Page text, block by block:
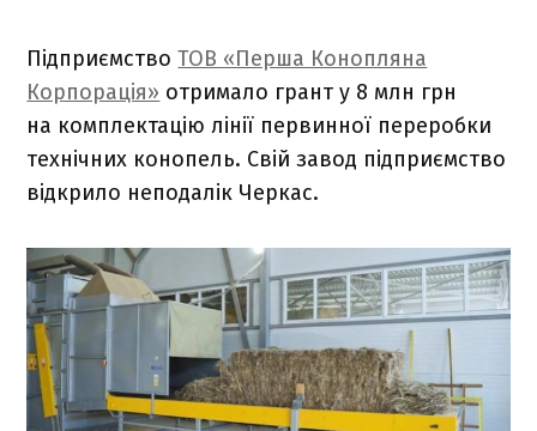
ПідприємствоТОВ «Перша Конопляна
Корпорація» отримало грант у 8 млн грн
на комплектацію лінії первинної переробки
технічних конопель. Свій завод підприємство
відкрило неподалік Черкас.